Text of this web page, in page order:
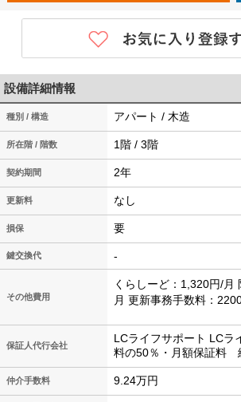
設備詳細情報
種別 / 構造 アパート / 木造
所在階 / 階数 1階 / 3階
契約期間 2年
更新料 なし
損保 要
鍵交換代 -
その他費用
くらしーど：1,320円/月
月 更新事務手数料：
保証人代行会社
LCライフサポート LCラ
料の50％・月額保証料
仲介手数料 9.24万円